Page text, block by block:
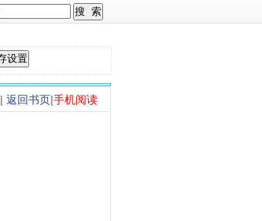
| 返回书页|手机阅读